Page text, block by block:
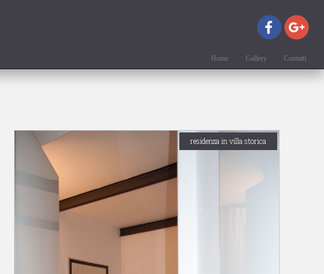
Home Gallery Contatti
residenza in villa storica